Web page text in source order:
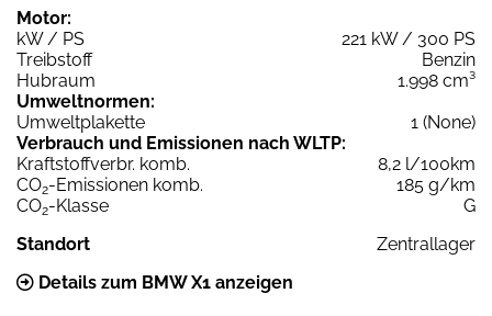
Motor:
kW / PS
221 kW / 300 PS
Treibstoff
Benzin
Hubraum
1.998 cm³
Umweltnormen:
Umweltplakette
1 (None)
Verbrauch und Emissionen nach WLTP:
Kraftstoffverbr. komb.
8,2 l/100km
CO2-Emissionen komb.
185 g/km
CO2-Klasse
G
Standort
Zentrallager
Details zum BMW X1 anzeigen